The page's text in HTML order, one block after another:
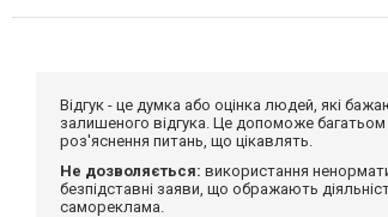
Відгук - це думка або оцінка людей, які
залишеного відгука. Це допоможе
роз'яснення питань, що цікавлять.
Не дозволяється: використання
безпідставні заяви, що ображають
самореклама.